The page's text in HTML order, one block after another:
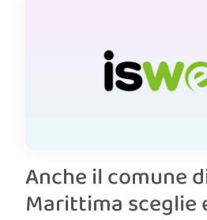
Anche il comune
Marittima sceglie